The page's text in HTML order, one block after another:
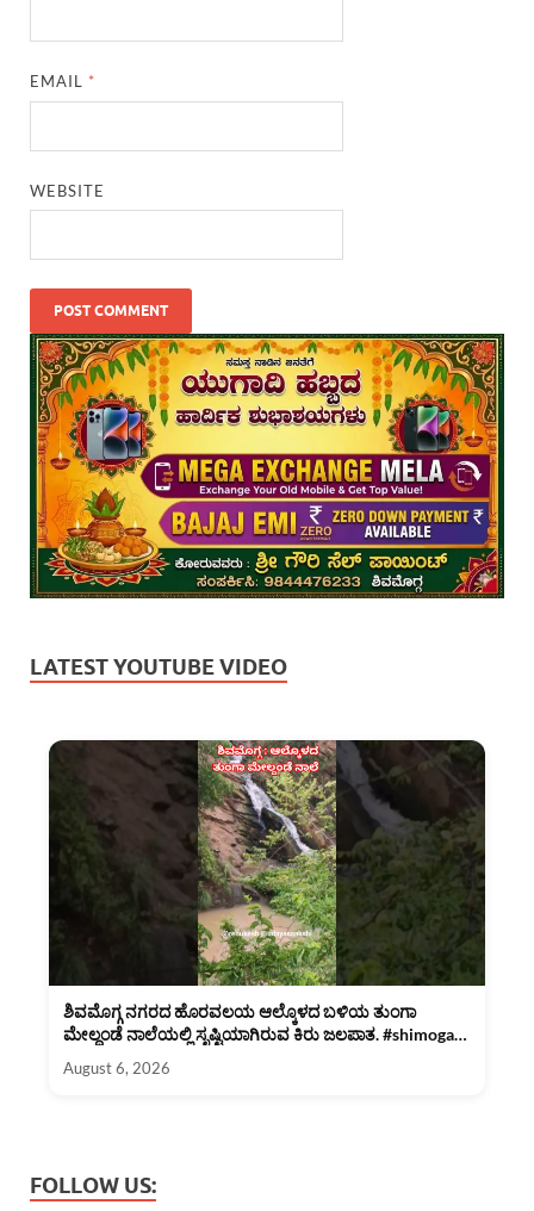
EMAIL *
WEBSITE
LATEST YOUTUBE VIDEO
ಶಿವಮೊಗ್ಗ ನಗರದ ಹೊರವಲಯ ಆಲ್ಕೊಳದ ಬಳಿಯ ತುಂಗಾ
ಮೇಲ್ದಂಡೆ ನಾಲೆಯಲ್ಲಿ ಸೃಷ್ಟಿಯಾಗಿರುವ ಕಿರು ಜಲಪಾತ. #shimoga
August 6, 2026
FOLLOW US: